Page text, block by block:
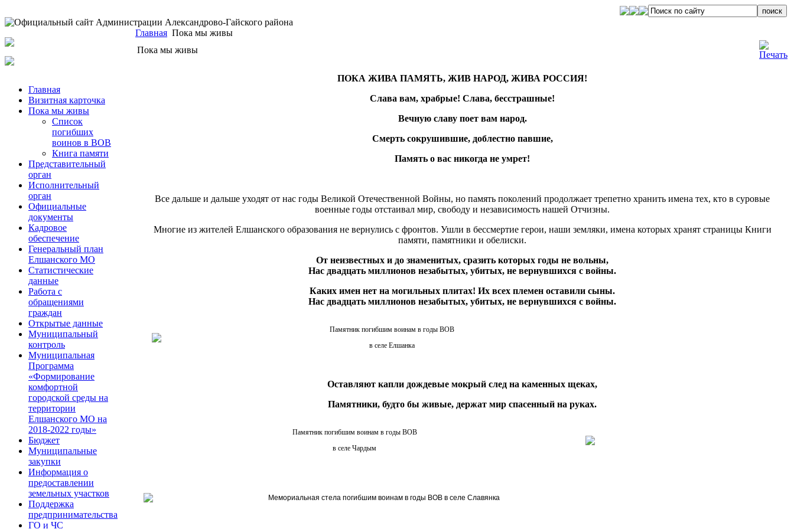
Главная
Визитная карточка
Пока мы живы
Список
погибших
воинов в ВОВ
Книга памяти
Представительный
орган
Исполнительный
орган
Официальные
документы
Кадровое
обеспечение
Генеральный план
Елшанского МО
Статистические
данные
Работа с
обращениями
граждан
Открытые данные
Муниципальный
контроль
Муниципальная
Программа
«Формирование
комфортной
городской среды на
территории
Елшанского МО на
2018-2022 годы»
Бюджет
Муниципальные
закупки
Информация о
предоставлении
земельных участков
Поддержка
предпринимательства
ГО и ЧС
Главная Пока мы живы
Пока мы живы
ПОКА ЖИВА ПАМЯТЬ, ЖИВ НАРОД, ЖИВА РОССИЯ!
Слава вам, храбрые! Слава, бесстрашные!
Вечную славу поет вам народ.
Смерть сокрушившие, доблестно павшие,
Память о вас никогда не умрет!
Все дальше и дальше уходят от нас годы Великой Отечественной Войны, но память поколений продолжает трепетно хранить имена тех, кто в суровые
военные годы отстаивал мир, свободу и независимость нашей Отчизны.
Многие из жителей Елшанского образования не вернулись с фронтов. Ушли в бессмертие герои, наши земляки, имена которых хранят страницы Книги
памяти, памятники и обелиски.
От неизвестных и до знаменитых, сразить которых годы не вольны,
Нас двадцать миллионов незабытых, убитых, не вернувшихся с войны.
Каких имен нет на могильных плитах! Их всех племен оставили сыны.
Нас двадцать миллионов незабытых, убитых, не вернувшихся с войны.
Памятник погибшим воинам в годы ВОВ
в селе Елшанка
Оставляют капли дождевые мокрый след на каменных щеках,
Памятники, будто бы живые, держат мир спасенный на руках.
Памятник погибшим воинам в годы ВОВ
в селе Чардым
Мемориальная стела погибшим воинам в годы ВОВ в селе Славянка